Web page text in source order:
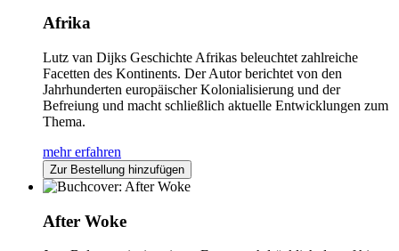
Afrika
Lutz van Dijks Geschichte Afrikas beleuchtet zahlreiche
Facetten des Kontinents. Der Autor berichtet von den
Jahrhunderten europäischer Kolonialisierung und der
Befreiung und macht schließlich aktuelle Entwicklungen zum
Thema.
mehr erfahren
Zur Bestellung hinzufügen
After Woke